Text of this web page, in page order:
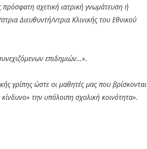
σχετική ιατρική γνωμάτευση ή
Διευθυντή/ντρια Κλινικής του Εθνικού
επιδημιών…».
γρίπης ώστε οι μαθητές μας που βρίσκονται
την υπόλοιπη σχολική κοινότητα».